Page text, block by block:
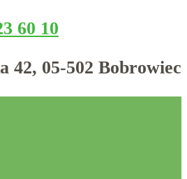
60 10
42, 05-502 Bobrowiec